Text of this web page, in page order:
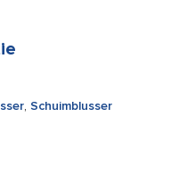
, Schuimblusser